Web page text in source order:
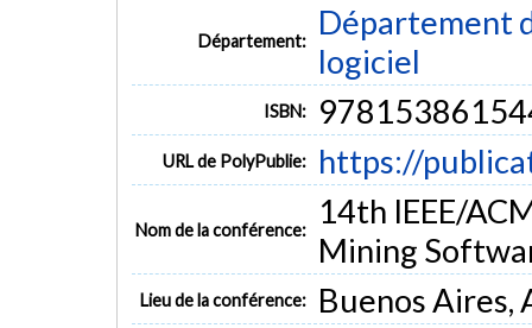
Département:
Département
logiciel
ISBN:
URL de PolyPublie: https://
Nom de la conférence:
14th IEEE/
Mining
Lieu de la conférence: Buenos Aires,